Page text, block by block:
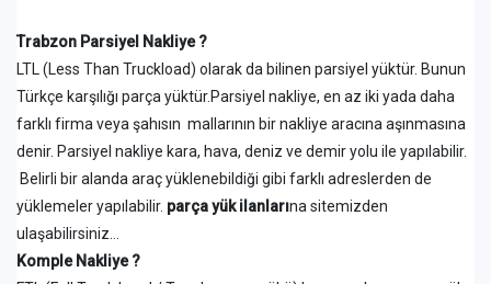
Trabzon Parsiyel Nakliye ?
LTL (Less Than Truckload) olarak da bilinen parsiyel yüktür. Bunun
Türkçe karşılığı parça yüktür.Parsiyel nakliye, en az iki yada daha
farklı firma veya şahısın mallarının bir nakliye aracına aşınmasına
denir. Parsiyel nakliye kara, hava, deniz ve demir yolu ile yapılabilir.
Belirli bir alanda araç yüklenebildiği gibi farklı adreslerden de
yüklemeler yapılabilir. parça yük ilanlarına sitemizden
ulaşabilirsiniz...
Komple Nakliye ?